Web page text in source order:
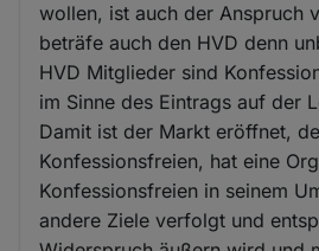
wollen, ist auch der Anspruch
beträfe auch den HVD denn
HVD Mitglieder sind
im Sinne des Eintrags auf der
Damit ist der Markt eröffnet,
Konfessionsfreien, hat eine
Konfessionsfreien in seinem
andere Ziele verfolgt und